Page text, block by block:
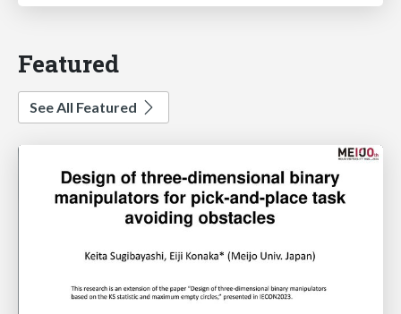
Featured
See All Featured